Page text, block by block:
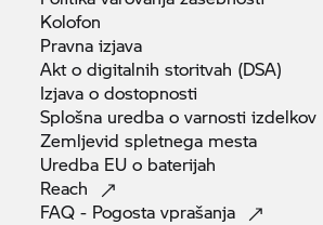
Kolofon
Pravnaizjava
Akt o digitalnih storitvah (DSA)
Izjava odostopnosti
Splošna uredba o varnostiizdelkov
Zemljevid spletnega mesta
Uredba EU o baterijah
Reach
FAQ - Pogostavprašanja